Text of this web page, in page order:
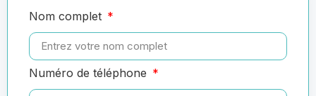
Nom complet
Numéro de téléphone